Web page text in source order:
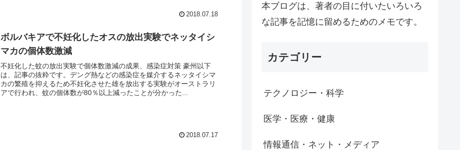
2018.07.18
ボルバキアで不妊化したオスの放出実験でネッタイシ
マカの個体数激減
不妊化した蚊の放出実験で個体数激減の成果、感染症対策 豪州以下
は、記事の抜粋です。デング熱などの感染症を媒介するネッタイシマ
カの繁殖を抑えるため不妊化させた雄を放出する実験がオーストラリ
アで行われ、蚊の個体数が80％以上減ったことが分かった...
2018.07.17
本ブログは、著者の目に付いたいろいろ
な記事を記憶に留めるためのメモです。
カテゴリー
テクノロジー・科学
医学・医療・健康
情報通信・ネット・メディア